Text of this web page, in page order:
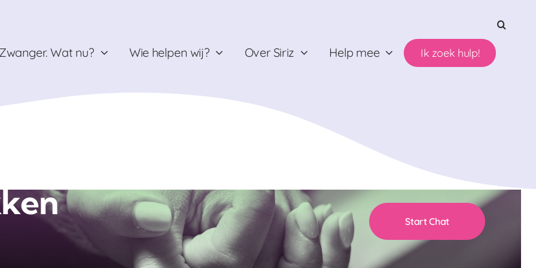
Zwanger. Wat nu? Wie helpen wij? Over Siriz Help mee Ik zoek hulp!
Start Chat